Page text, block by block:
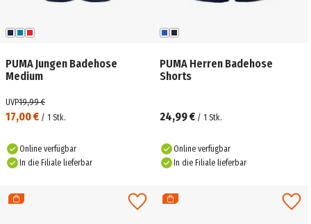
PUMA Jungen Badehose
Medium
17,00 € / 1 Stk.
UVP19,99 €
Online verfügbar
In die Filiale lieferbar
PUMA Herren Badehose
Shorts
24,99 € / 1 Stk.
Online verfügbar
In die Filiale lieferbar